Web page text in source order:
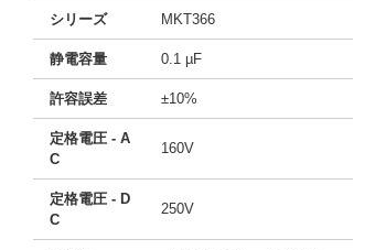
シリーズ MKT366
静電容量 0.1 µF
許容誤差 ±10%
定格電圧 - A
C
160V
定格電圧 - D
C
250V